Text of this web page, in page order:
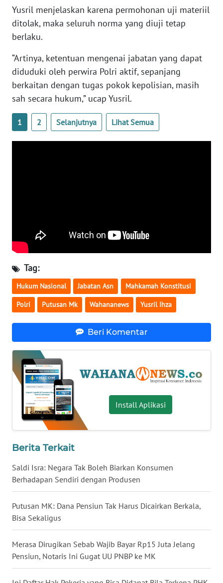
Yusril menjelaskan karena permohonan uji materiil
ditolak, maka seluruh norma yang diuji tetap
berlaku.
“Artinya, ketentuan mengenai jabatan yang dapat
diduduki oleh perwira Polri aktif, sepanjang
berkaitan dengan tugas pokok kepolisian, masih
sah secara hukum,” ucap Yusril.
1 2 Selanjutnya Lihat Semua
Tag:
Hukum Nasional Jabatan Asn Mahkamah Konstitusi
Polri Putusan Mk Wahananews Yusril Ihza
Beri Komentar
Install Aplikasi
Berita Terkait
Saldi Isra: Negara Tak Boleh Biarkan Konsumen
Berhadapan Sendiri dengan Produsen
Putusan MK: Dana Pensiun Tak Harus Dicairkan Berkala,
Bisa Sekaligus
Merasa Dirugikan Sebab Wajib Bayar Rp15 Juta Jelang
Pensiun, Notaris Ini Gugat UU PNBP ke MK
KEPRI
WN
PAPUA
WN
BARAT
WN
RIAU
SULTRA
WN
NTB
WN
SULTENG
SULBAR
WN
BABEL
WN
SUMBAR
WN
WN
WN
LAMPUNG
WN
JATENG